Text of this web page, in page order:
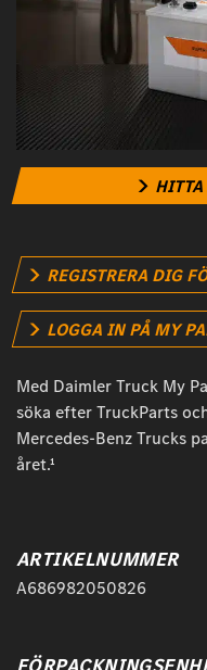
HITTA
REGISTRERA DIG
LOGGA IN PÅ MY
Med Daimler Truck My
söka efter TruckParts
Mercedes-Benz Trucks
året.¹
ARTIKELNUMMER
A686982050826